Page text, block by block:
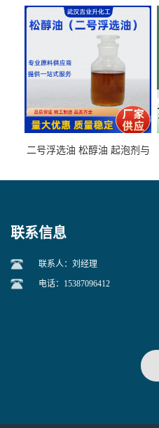
二号浮选油 松醇油 起泡剂与
联系信息
联系人：刘经理
电话：15387096412